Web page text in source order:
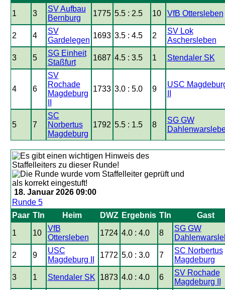
1 3
SV Aufbau
Bernburg
1775 5.5 : 2.5 10 VfB Ottersleben
2 4
SV
Gardelegen
1693 3.5 : 4.5 2
SV Lok
Aschersleben
3 5
SG Einheit
Staßfurt
1687 4.5 : 3.5 1 Stendaler SK
4 6
SV
Rochade
Magdeburg
1733 3.0 : 5.0 9
USC
5 7
SC
Norbertus
Magdeburg
1792 5.5 : 1.5 8
SG GW
18. Januar 2026 09:00
Runde 5
Paar Tln Heim DWZ Ergebnis Tln Gast
1 10
VfB
Ottersleben
1724 4.0 : 4.0 8
SG GW
2 9
USC
Magdeburg II
1772 5.0 : 3.0 7
SC Norbertus
Magdeburg
3 1 Stendaler SK 1873 4.0 : 4.0 6
SV Rochade
Magdeburg II